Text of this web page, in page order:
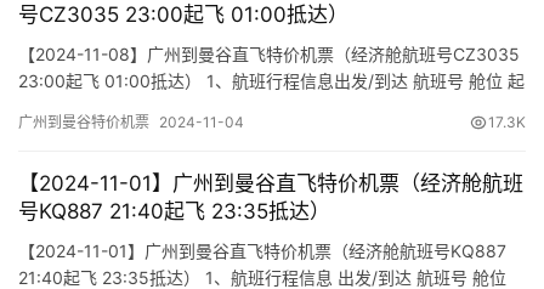
号CZ3035 23:00起飞 01:00抵达）
【2024-11-08】广州到曼谷直飞特价机票（经济舱航班号CZ3035
23:00起飞 01:00抵达） 1、航班行程信息出发/到达 航班号 舱位 起
(class) (Departure Time) (Arrival Time) 出发(TakeOff) 到…
广州到曼谷特价机票 2024-11-04 17.3K
【2024-11-01】广州到曼谷直飞特价机票（经济舱航班
号KQ887 21:40起飞 23:35抵达）
【2024-11-01】广州到曼谷直飞特价机票（经济舱航班号KQ887
21:40起飞 23:35抵达） 1、航班行程信息 出发/到达 航班号 舱位